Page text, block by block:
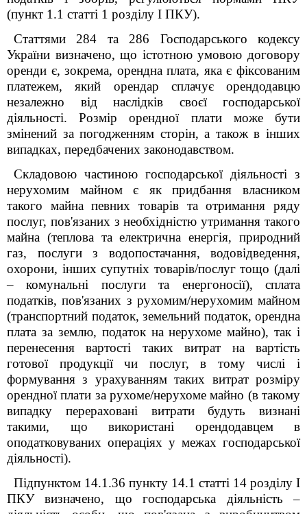
(пункт 1.1 статті 1 розділу І ПКУ).
Статтями 284 та 286 Господарського кодексу
України визначено, що істотною умовою договору
оренди є, зокрема, орендна плата, яка є фіксованим
платежем, який орендар сплачує орендодавцю
незалежно від наслідків своєї господарської
діяльності. Розмір орендної плати може бути
змінений за погодженням сторін, а також в інших
випадках, передбачених законодавством.
Складовою частиною господарської діяльності з
нерухомим майном є як придбання власником
такого майна певних товарів та отримання ряду
послуг, пов'язаних з необхідністю утримання такого
майна (теплова та електрична енергія, природний
газ, послуги з водопостачання, водовідведення,
охорони, інших супутніх товарів/послуг тощо (далі
– комунальні послуги та енергоносії), сплата
податків, пов'язаних з рухомим/нерухомим майном
(транспортний податок, земельний податок, орендна
плата за землю, податок на нерухоме майно), так і
перенесення вартості таких витрат на вартість
готової продукції чи послуг, в тому числі і
формування з урахуванням таких витрат розміру
орендної плати за рухоме/нерухоме майно (в такому
випадку перераховані витрати будуть визнані
такими, що використані орендодавцем в
оподатковуваних операціях у межах господарської
діяльності).
Підпунктом 14.1.36 пункту 14.1 статті 14 розділу І
ПКУ визначено, що господарська діяльність –